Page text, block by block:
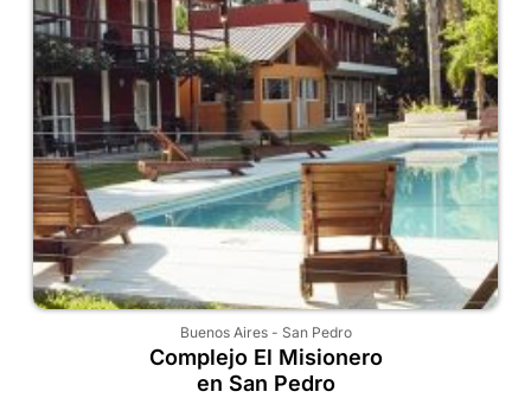
Buenos Aires- San Pedro
Complejo El Misionero
en San Pedro